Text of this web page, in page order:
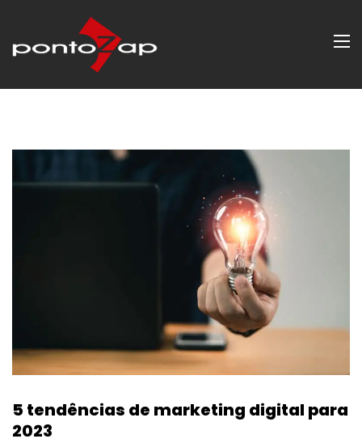
5 tendências de marketing digital para
2023